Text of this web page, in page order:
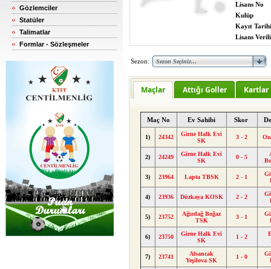
Gözlemciler
Statüler
Talimatlar
Formlar - Sözleşmeler
Lisans No
Kulüp
Kayıt Tarihi
Lisans
Sezon:
Maçlar Attığı Goller Kartlar
Maç No Ev Sahibi Skor
1) 24342
Girne Halk Evi
SK
3 - 2
2) 24249
Girne Halk Evi
SK
0 - 5
3) 23964 Lapta TBSK 2 - 1
4) 23936 Düzkaya KOSK 2 - 2
5) 23752
Ağırdağ Boğaz
TSK
3 - 1
6) 23750
Girne Halk Evi
SK
1 - 2
7) 23741
Alsancak
Yeşilova SK
1 - 0